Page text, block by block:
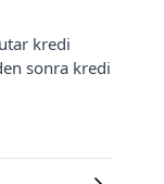
kredi
sonra kredi